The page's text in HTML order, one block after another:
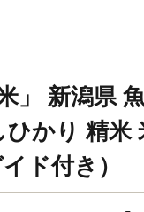
」 新潟県
かり 精米
ド付き）